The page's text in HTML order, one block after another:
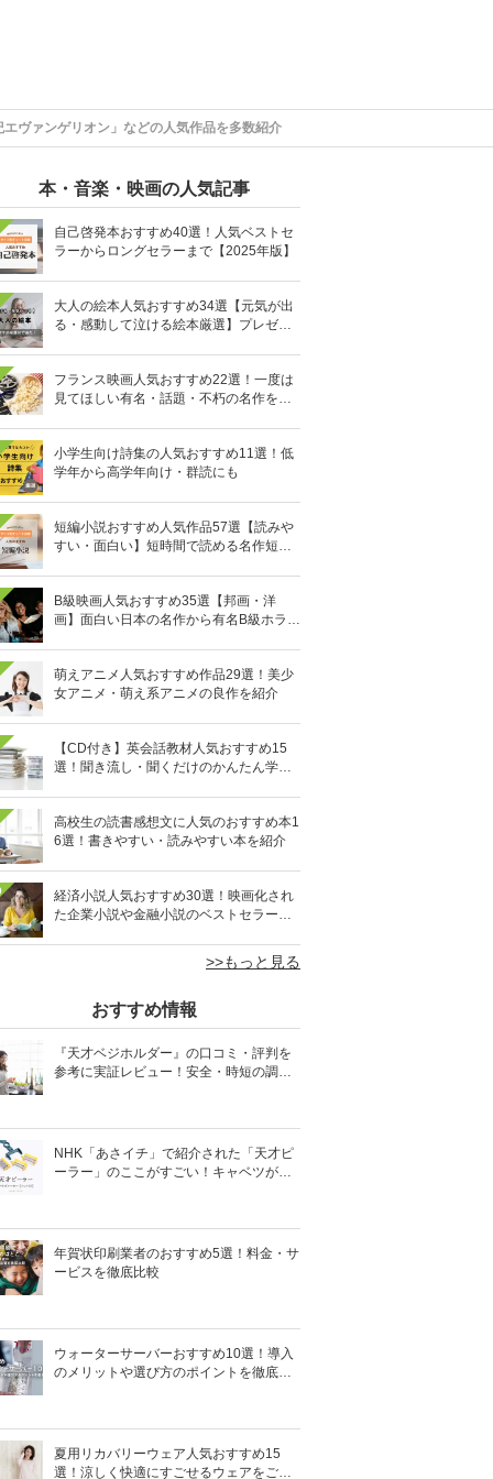
ヴァンゲリオン」などの人気作品を多数紹介
本・音楽・映画の人気記事
自己啓発本おすすめ40選！人気ベストセ
ラーからロングセラーまで【2025年版】
大人の絵本人気おすすめ34選【元気が出
る・感動して泣ける絵本厳選】プレゼン
フランス映画人気おすすめ22選！一度は
見てほしい有名・話題・不朽の名作を厳
小学生向け詩集の人気おすすめ11選！低
学年から高学年向け・群読にも
短編小説おすすめ人気作品57選【読みや
すい・面白い】短時間で読める名作短編
B級映画人気おすすめ35選【邦画・洋
画】面白い日本の名作から有名B級ホラー
萌えアニメ人気おすすめ作品29選！美少
女アニメ・萌え系アニメの良作を紹介
【CD付き】英会話教材人気おすすめ15
選！聞き流し・聞くだけのかんたん学習
高校生の読書感想文に人気のおすすめ本1
6選！書きやすい・読みやすい本を紹介
経済小説人気おすすめ30選！映画化され
た企業小説や金融小説のベストセラーを
>>もっと見る
おすすめ情報
『天才ベジホルダー』の口コミ・評判を
参考に実証レビュー！安全・時短の調理
NHK「あさイチ」で紹介された「天才ピ
ーラー」のここがすごい！キャベツがほ
年賀状印刷業者のおすすめ5選！料金・サ
ービスを徹底比較
ウォーターサーバーおすすめ10選！導入
のメリットや選び方のポイントを徹底解
夏用リカバリーウェア人気おすすめ15
選！涼しく快適にすごせるウェアをご紹